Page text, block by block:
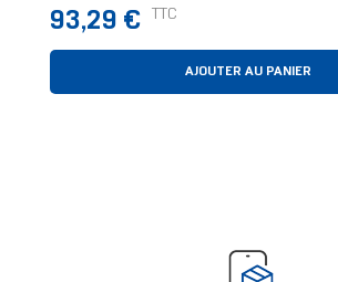
Prix
93,29 € TTC
AJOUTER AU PANIER